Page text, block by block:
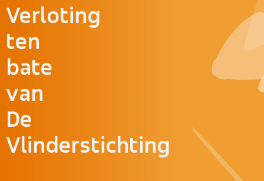
Verloting
ten
bate
van
De
Vlinderstichting